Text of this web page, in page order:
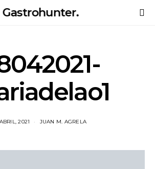
Gastrohunter.
2021 JUAN M. AGRELA